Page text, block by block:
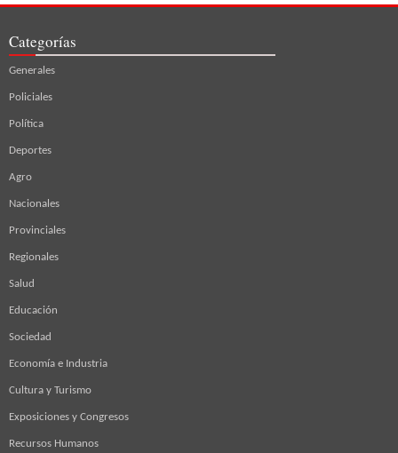
Categorías
Generales
Policiales
Política
Deportes
Agro
Nacionales
Provinciales
Regionales
Salud
Educación
Sociedad
Economía e Industria
Cultura y Turismo
Exposiciones y Congresos
Recursos Humanos